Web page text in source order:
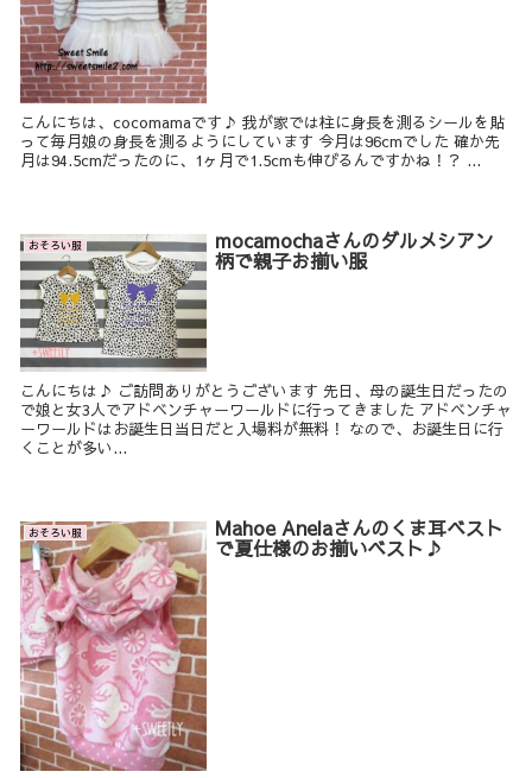
こんにちは、cocomamaです♪ 我が家では柱に身長を測るシールを貼
って毎月娘の身長を測るようにしています 今月は96cmでした 確か先
月は94.5cmだったのに、1ヶ月で1.5cmも伸びるんですかね！？ ...
おそろい服 mocamochaさんのダルメシアン
柄で親子お揃い服
こんにちは♪ ご訪問ありがとうございます 先日、母の誕生日だったの
で娘と女3人でアドベンチャーワールドに行ってきました アドベンチャ
ーワールドはお誕生日当日だと入場料が無料！ なので、お誕生日に行
くことが多い...
おそろい服 Mahoe Anelaさんのくま耳ベスト
で夏仕様のお揃いベスト♪